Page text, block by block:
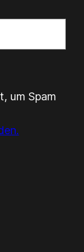
um Spam